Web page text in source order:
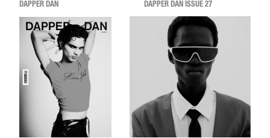
DAPPER DAN DAPPER DAN ISSUE 27